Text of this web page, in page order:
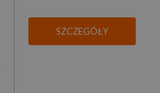
SZCZEGÓŁY